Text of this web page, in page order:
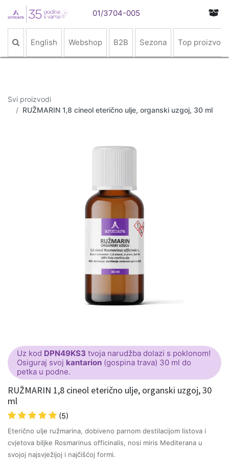
01/3704-005
English Webshop B2B Sezona Top proizvodi
Svi proizvodi
RUŽMARIN 1,8 cineol eterično ulje, organski uzgoj, 30 ml
Uz kod DPN49KS3 tvoja narudžba dolazi s poklonom!
Osiguraj svoj kantarion (gospina trava) 30 ml do
petka u podne.
RUŽMARIN 1,8 cineol eterično ulje, organski uzgoj, 30
ml
(5)
Eterično ulje ružmarina, dobiveno parnom destilacijom listova i
cvjetova biljke Rosmarinus officinalis, nosi miris Mediterana u
svojoj najsvježijoj i najčišćoj formi.